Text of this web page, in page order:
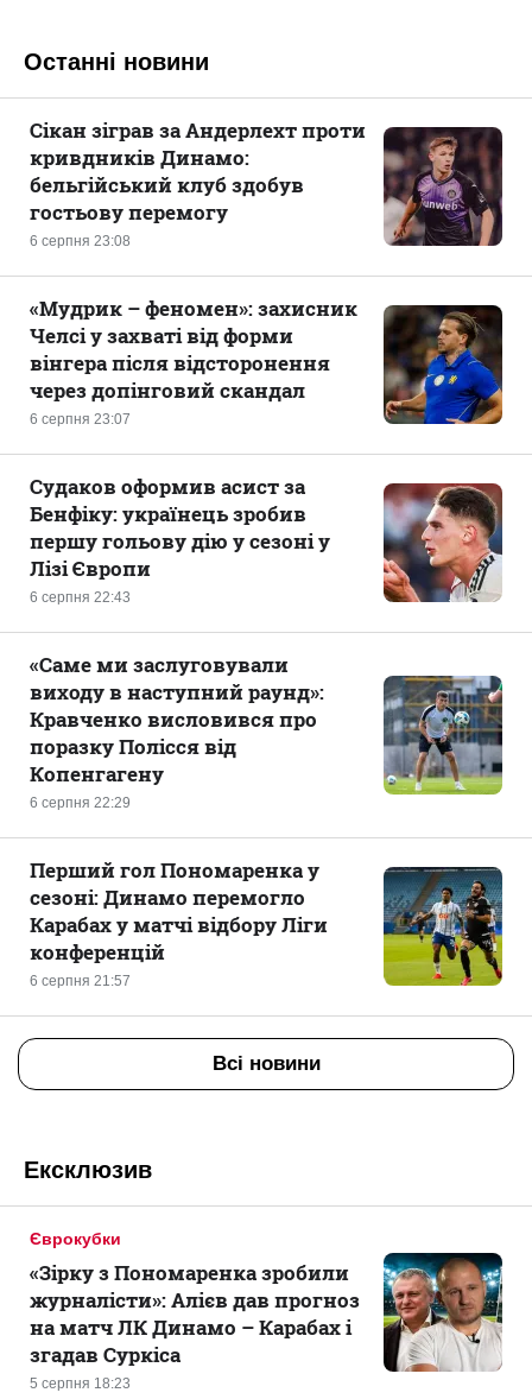
Останні новини
6 серпня 23:08
Сікан зіграв за Андерлехт проти
кривдників Динамо:
бельгійський клуб здобув
гостьову перемогу
6 серпня 23:07
«Мудрик – феномен»: захисник
Челсі у захваті від форми
вінгера після відсторонення
через допінговий скандал
6 серпня 22:43
Судаков оформив асист за
Бенфіку: українець зробив
першу гольову дію у сезоні у
Лізі Європи
6 серпня 22:29
«Саме ми заслуговували
виходу в наступний раунд»:
Кравченко висловився про
поразку Полісся від
Копенгагену
6 серпня 21:57
Перший гол Пономаренка у
сезоні: Динамо перемогло
Карабах у матчі відбору Ліги
конференцій
Всі новини
Ексклюзив
Єврокубки
5 серпня 18:23
«Зірку з Пономаренка зробили
журналісти»: Алієв дав прогноз
на матч ЛК Динамо – Карабах і
згадав Суркіса